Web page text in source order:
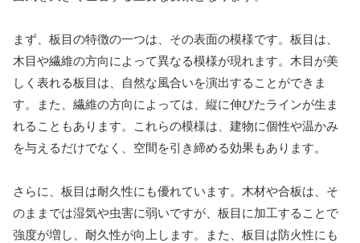
まず、板目の特徴の一つは、その表面の模様です。板目は、
木目や繊維の方向によって異なる模様が現れます。木目が美
しく表れる板目は、自然な風合いを演出することができま
す。また、繊維の方向によっては、縦に伸びたラインが生ま
れることもあります。これらの模様は、建物に個性や温かみ
を与えるだけでなく、空間を引き締める効果もあります。
さらに、板目は耐久性にも優れています。木材や合板は、そ
のままでは湿気や虫害に弱いですが、板目に加工することで
強度が増し、耐久性が向上します。また、板目は防火性にも